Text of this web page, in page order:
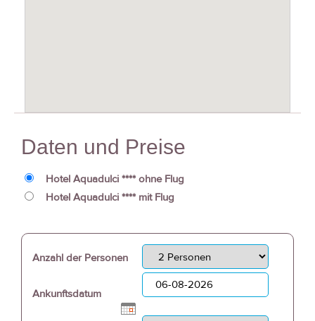
Daten und Preise
Hotel Aquadulci **** ohne Flug
Hotel Aquadulci **** mit Flug
Anzahl der Personen
Ankunftsdatum